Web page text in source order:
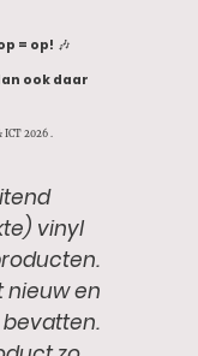
= op! 🎶
ook daar
ICT 2026 .
vinyl
nieuw en